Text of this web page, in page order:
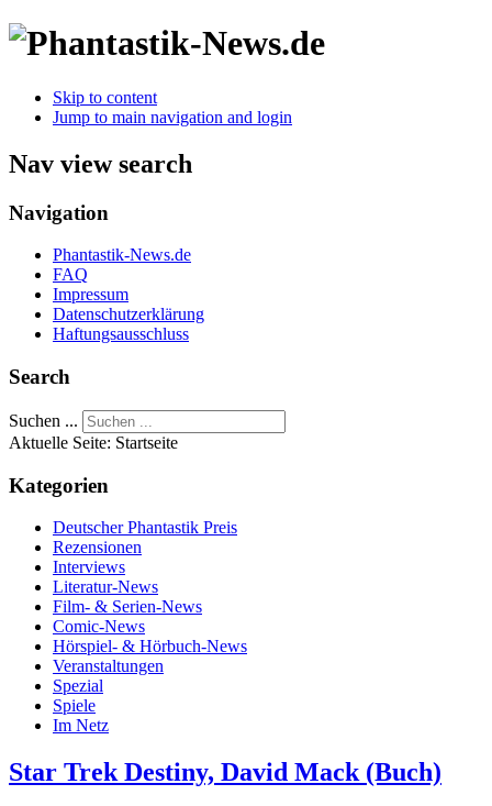
Skip to content
Jump to main navigation and login
Nav view search
Navigation
Phantastik-News.de
FAQ
Impressum
Datenschutzerklärung
Haftungsausschluss
Search
Suchen ...
Aktuelle Seite: Startseite
Kategorien
Deutscher Phantastik Preis
Rezensionen
Interviews
Literatur-News
Film- & Serien-News
Comic-News
Hörspiel- & Hörbuch-News
Veranstaltungen
Spezial
Spiele
Im Netz
Star Trek Destiny, David Mack (Buch)